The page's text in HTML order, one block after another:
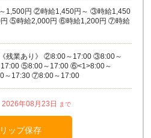
1,500円 ②時給1,450円～ ③時給1,450
⑤時給2,000円 ⑥時給1,200円 ⑦時給
残業あり》 ②8:00～17:00 ③8:00～
⑤8:00～17:00 ⑥<1>8:00～
～17:30 ⑦8:00～17:00
2026年08月23日
ップ保存